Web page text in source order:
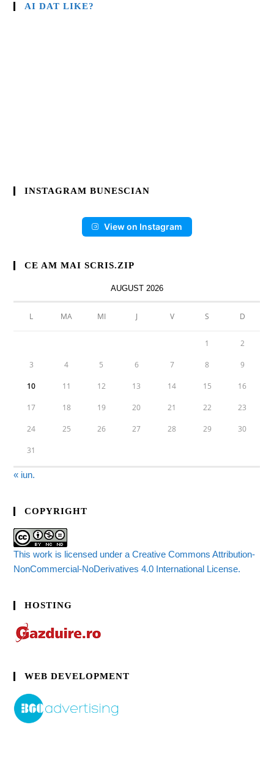
AI DAT LIKE?
INSTAGRAM BUNESCIAN
View on Instagram
CE AM MAI SCRIS.ZIP
AUGUST 2026
L MA MI J V S D
1 2
3 4 5 6 7 8 9
10 11 12 13 14 15 16
17 18 19 20 21 22 23
24 25 26 27 28 29 30
31
« iun.
COPYRIGHT
This work is licensed under a Creative Commons Attribution-
NonCommercial-NoDerivatives 4.0 International License.
HOSTING
WEB DEVELOPMENT